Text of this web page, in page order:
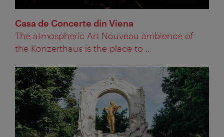
Casa de Concerte din Viena
The atmospheric Art Nouveau ambience of
the Konzerthaus is the place to ...